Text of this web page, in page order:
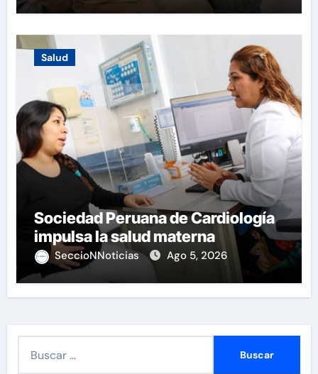
Salud
Sociedad Peruana de Cardiología
impulsa la salud materna
SeccioNNoticias Ago 5, 2026